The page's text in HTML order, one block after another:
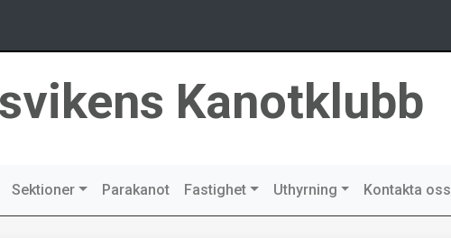
Kanotklubb
Sektioner Parakanot Fastighet Uthyrning Kontakta oss